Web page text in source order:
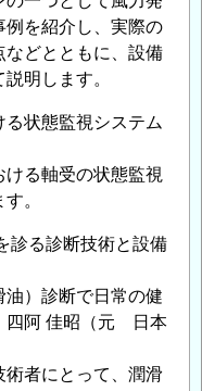
例を紹介し、実際の
などとともに、設備
明します。
る状態監視システム
ける軸受の状態監視
。
診る診断技術と設備
）診断で日常の健
阿 佳昭（元 日本
術者にとって、潤滑